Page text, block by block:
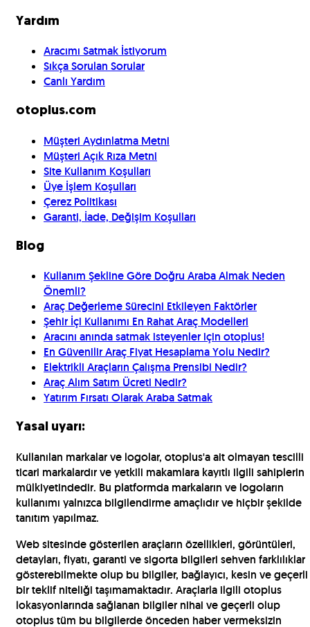
Yardım
Aracımı Satmak İstiyorum
Sıkça Sorulan Sorular
Canlı Yardım
otoplus.com
Müşteri Aydınlatma Metni
Müşteri Açık Rıza Metni
Site Kullanım Koşulları
Üye İşlem Koşulları
Çerez Politikası
Garanti, İade, Değişim Koşulları
Blog
Kullanım Şekline Göre Doğru Araba Almak Neden
Önemli?
Araç Değerleme Sürecini Etkileyen Faktörler
Şehir İçi Kullanımı En Rahat Araç Modelleri
Aracını anında satmak isteyenler için otoplus!
En Güvenilir Araç Fiyat Hesaplama Yolu Nedir?
Elektrikli Araçların Çalışma Prensibi Nedir?
Araç Alım Satım Ücreti Nedir?
Yatırım Fırsatı Olarak Araba Satmak
Yasal uyarı:
Kullanılan markalar ve logolar, otoplus'a ait olmayan tescilli
ticari markalardır ve yetkili makamlara kayıtlı ilgili sahiplerin
mülkiyetindedir. Bu platformda markaların ve logoların
kullanımı yalnızca bilgilendirme amaçlıdır ve hiçbir şekilde
tanıtım yapılmaz.
Web sitesinde gösterilen araçların özellikleri, görüntüleri,
detayları, fiyatı, garanti ve sigorta bilgileri sehven farklılıklar
gösterebilmekte olup bu bilgiler, bağlayıcı, kesin ve geçerli
bir teklif niteliği taşımamaktadır. Araçlarla ilgili otoplus
lokasyonlarında sağlanan bilgiler nihai ve geçerli olup
otoplus tüm bu bilgilerde önceden haber vermeksizin